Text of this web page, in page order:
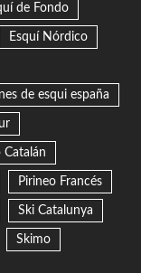
de Fondo
Esquí Nórdico
de esqui españa
Catalán
Pirineo Francés
Ski Catalunya
Skimo